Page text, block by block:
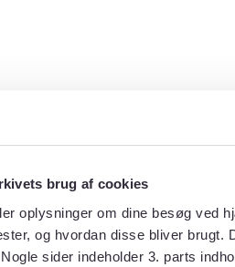
brug af cookies
oplysninger om dine besøg ved
og hvordan disse bliver
sider indeholder 3. parts